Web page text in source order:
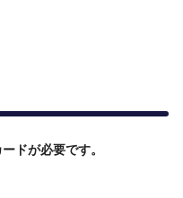
ドが必要です。